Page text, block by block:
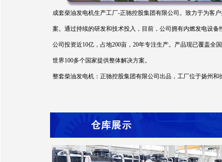
成套柴油发电机生产工厂-正驰控股集团有限公司。致力于为客
案。通过持续的研发和技术投入，目前，公司拥有内燃发电设
公司投资近10亿，占地200亩，20年专注生产。产品现已覆盖
世界100多个国家提供整体解决方案。
整套柴油发电机：正驰控股集团有限公司出品，工厂位于扬州和